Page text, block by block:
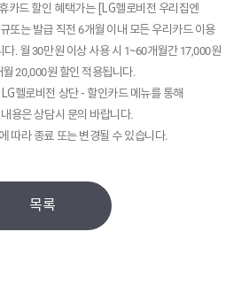
카드 할인 혜택가는 [LG헬로비전 우리집엔
또는 발급 직전 6개월 이내 모든 우리카드 이용
. 월 30만원 이상 사용 시 1~60개월간 17,000원
20,000원 할인 적용됩니다.
헬로비전 상단 - 할인카드 메뉴를 통해
용은 상담시 문의 바랍니다.
따라 종료 또는 변경될 수 있습니다.
목록